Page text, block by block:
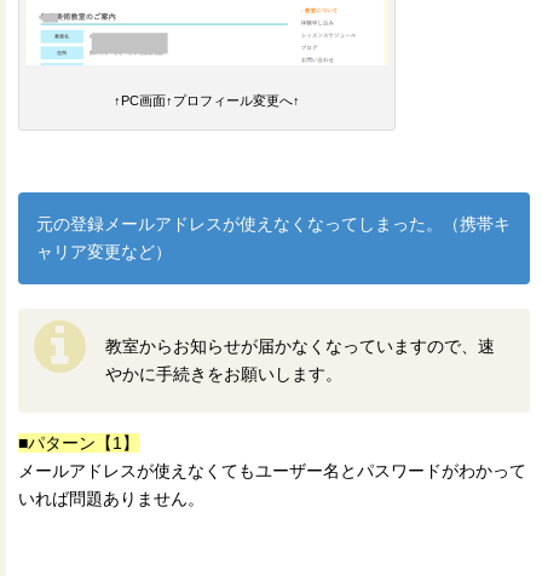
↑PC画面↑プロフィール変更へ↑
元の登録メールアドレスが使えなくなってしまった。（携帯キ
ャリア変更など）
教室からお知らせが届かなくなっていますので、速
やかに手続きをお願いします。
■パターン【1】
メールアドレスが使えなくてもユーザー名とパスワードがわかって
いれば問題ありません。